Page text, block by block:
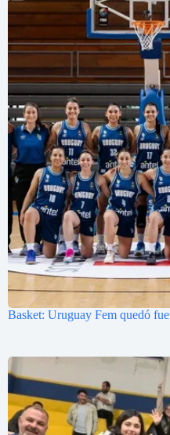
Basket: Uruguay Fem quedó